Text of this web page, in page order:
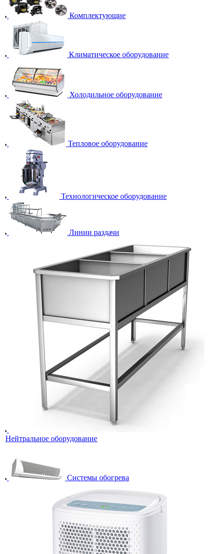
Комплектующие
Климатическое оборудование
Холодильное оборудование
Тепловое оборудование
Технологическое оборудование
Линии раздачи
Нейтральное оборудование
Системы обогрева